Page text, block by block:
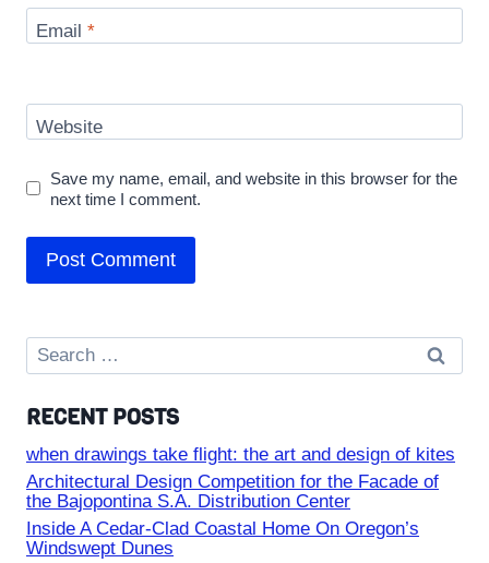
Email *
Website
Save my name, email, and website in this browser for the
next time I comment.
Search
for:
RECENT POSTS
when drawings take flight: the art and design of kites
Architectural Design Competition for the Facade of
the Bajopontina S.A. Distribution Center
Inside A Cedar-Clad Coastal Home On Oregon’s
Windswept Dunes